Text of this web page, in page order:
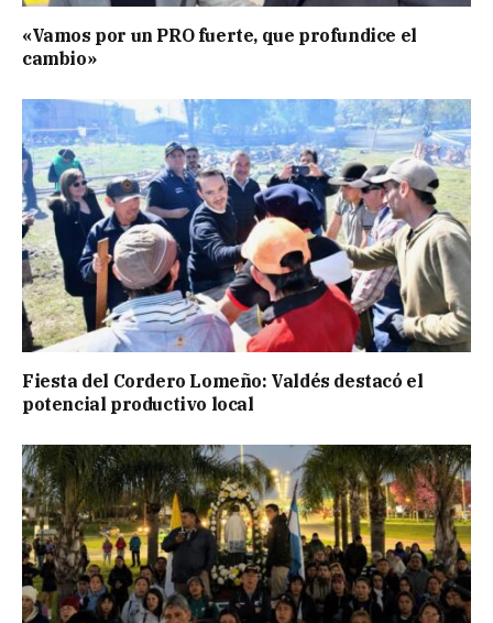
«Vamos por un PRO fuerte, que profundice el
cambio»
Fiesta del Cordero Lomeño: Valdés destacó el
potencial productivo local